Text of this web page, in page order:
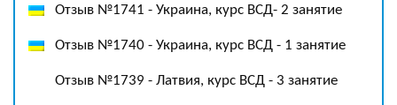
Отзыв №1741 - Украина, курс ВСД- 2 занятие
Отзыв №1740 - Украина, курс ВСД - 1 занятие
Отзыв №1739 - Латвия, курс ВСД - 3 занятие